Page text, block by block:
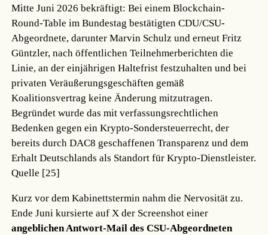
Mitte Juni 2026 bekräftigt: Bei einem Blockchain-
Round-Table im Bundestag bestätigten CDU/CSU-
Abgeordnete, darunter Marvin Schulz und erneut Fritz
Güntzler, nach öffentlichen Teilnehmerberichten die
Linie, an der einjährigen Haltefrist festzuhalten und bei
privaten Veräußerungsgeschäften gemäß
Koalitionsvertrag keine Änderung mitzutragen.
Begründet wurde das mit verfassungsrechtlichen
Bedenken gegen ein Krypto-Sondersteuerrecht, der
bereits durch DAC8 geschaffenen Transparenz und dem
Erhalt Deutschlands als Standort für Krypto-Dienstleister.
Quelle [25]
Kurz vor dem Kabinettstermin nahm die Nervosität zu.
Ende Juni kursierte auf X der Screenshot einer
angeblichen Antwort-Mail des CSU-Abgeordneten